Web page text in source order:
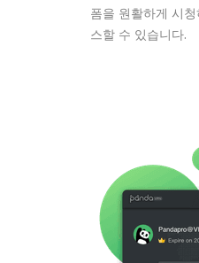
폼을 원활하게 시
스할 수 있습니다.